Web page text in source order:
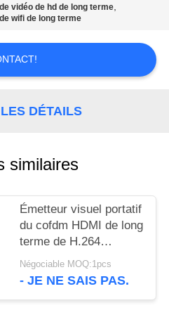
vidéo de hd de long terme,
wifi de long terme
DÉTAILS
similaires
Émetteur visuel portatif
du cofdm HDMI de long
terme de H.264
HD1080P sortie de 1
watt
Négociable MOQ:1pcs
- JE NE SAIS PAS.